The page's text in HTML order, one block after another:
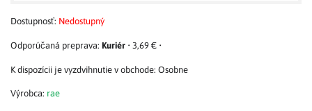
Dostupnosť: Nedostupný
Kuriér • 3,69 € •
Osobne
Výrobca: rae